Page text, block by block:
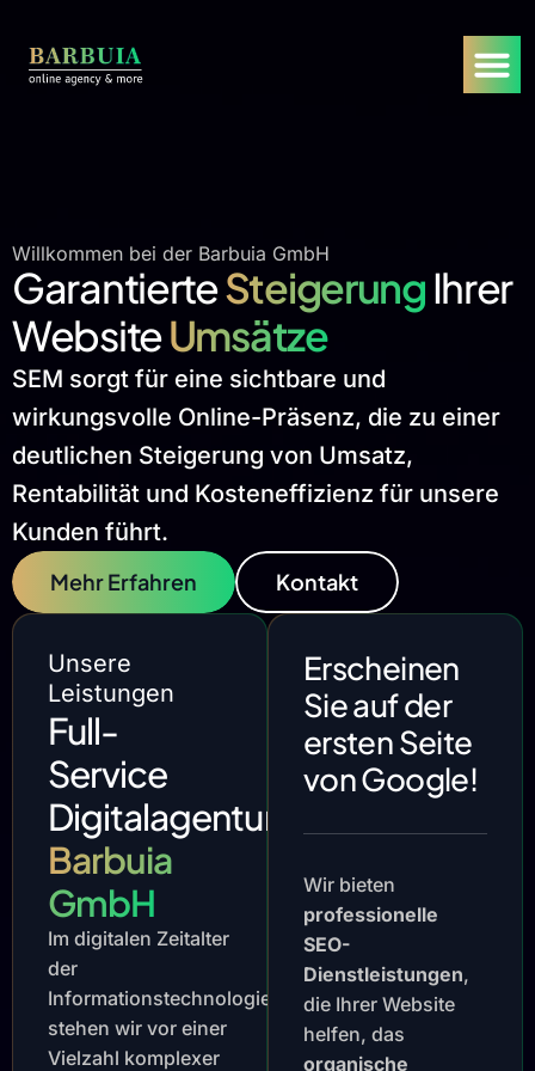
Willkommen bei der Barbuia GmbH
GarantierteSteigerungIhrer
WebsiteUmsätze
SEM sorgt für eine sichtbare und
wirkungsvolle Online-Präsenz, die zu einer
deutlichen Steigerung von Umsatz,
Rentabilität und Kosteneffizienz für unsere
Kunden führt.
Mehr Erfahren Kontakt
Unsere
Leistungen
Full-
Service
Digitalagentur
Barbuia
GmbH
Im digitalen Zeitalter
der
Informationstechnologie
stehen wir vor einer
Vielzahl komplexer
Erscheinen
Sie auf der
ersten Seite
von Google!
Wir bieten
professionelle
SEO-
Dienstleistungen,
die Ihrer Website
helfen, das
organische